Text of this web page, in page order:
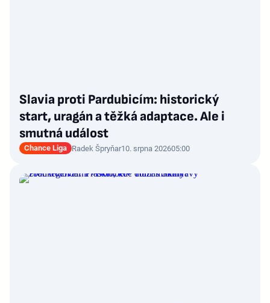
Slavia proti Pardubicím: historický
start, uragán a těžká adaptace. Ale i
smutná událost
Chance Liga Radek Špryňar10. srpna 202605:00